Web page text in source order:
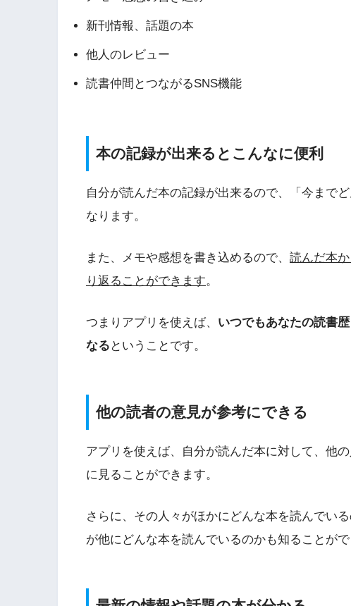
新刊情報、話題の本
他人のレビュー
読書仲間とつながるSNS機能
本の記録が出来るとこんなに便利
自分が読んだ本の記録が出来るので、「今まで
なります。
また、メモや感想を書き込めるので、 読んだ本
り返ることができます。
つまりアプリを使えば、 いつでもあなたの読書
なる ということです。
他の読者の意見が参考にできる
アプリを使えば、自分が読んだ本に対して、他
に見ることができます。
さらに、その人々がほかにどんな本を読んでい
が他にどんな本を読んでいるのかも知ることがで